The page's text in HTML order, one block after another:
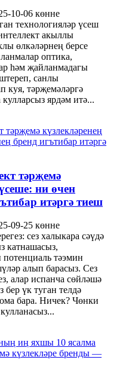
10-06 көнне
технологияләр үсеш
акыллы
өлкәләрнең берсе
оптика,
һәм җайланмадагы
санлы
куя, тәрҗемәләргә
ярдәм итә...
тәрҗемә
ни өчен
итәргә тиеш
09-25 көнне
сез халыкара сәүдә
катнашасыз,
тәэмин
алып барасыз. Сез
алар испанча сөйләшә
бер үк туган телдә
бара. Ничек? Чөнки